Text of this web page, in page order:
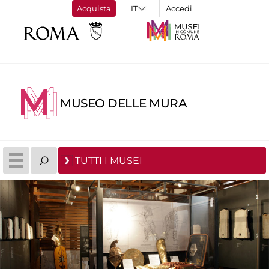
Acquista Accedi
MUSEO DELLE MURA
TUTTI I MUSEI